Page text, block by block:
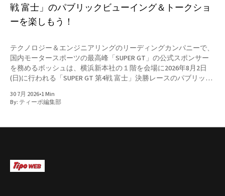
戦 富士」のパブリックビューイング＆トークショ
ーを楽しもう！
テクノロジー＆エンジニアリングのリーディングカンパニーで、
国内モータースポーツの最高峰「SUPER GT」の公式スポンサー
を務めるボッシュは、横浜新本社の１階を会場に2026年8月2日
(日)に行われる「SUPER GT 第4戦 富士」決勝レースのパブリック
平選手と余郷 敦選手を迎えたトークショーや、キッズ向けのバ
ルーンアートを実施するとともに、ボッシュ本社に隣接するボッ
開催するとのこと。 【イベント概要】 SUPER GT 第4戦 パブリッ
30 7月 2026•1 Min
By: ティーポ編集部